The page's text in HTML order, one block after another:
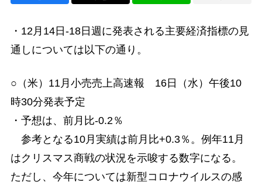
・12月14日-18日週に発表される主要経済指標の見
通しについては以下の通り。
○（米）11月小売売上高速報 16日（水）午後10
時30分発表予定
・予想は、前月比-0.2％
参考となる10月実績は前月比+0.3％。例年11月
はクリスマス商戦の状況を示唆する数字になる。
ただし、今年については新型コロナウイルスの感